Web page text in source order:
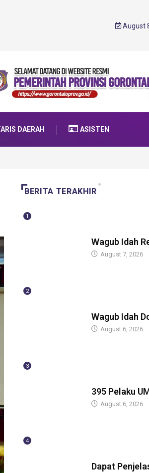
August
DAERAH ASISTEN
BERITA TERAKHIR
1
Wagub Idah
August 7, 2026
2
Wagub Idah
August 6, 2026
3
395 Pelaku
August 6, 2026
4
Dapat